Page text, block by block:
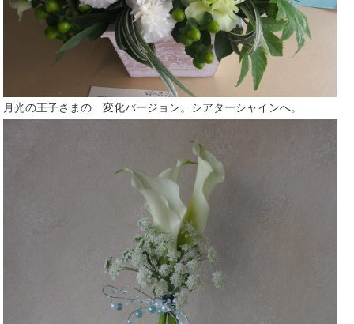
月光の王子さまの 変化バージョン。シアターシャインへ。